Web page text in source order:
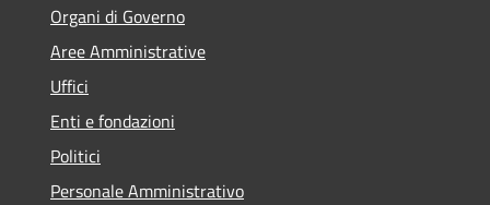
Organi di Governo
Aree Amministrative
Uffici
Enti e fondazioni
Politici
Personale Amministrativo